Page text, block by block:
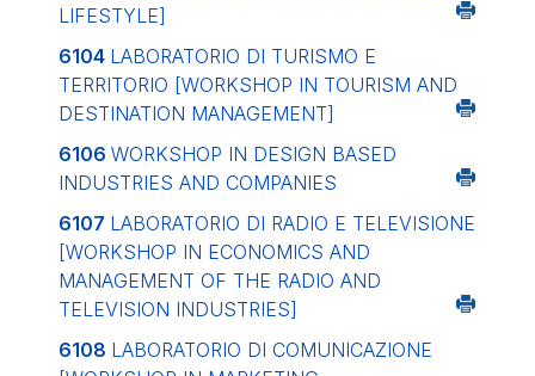
LIFESTYLE]
6104 LABORATORIO DI TURISMO E
TERRITORIO [WORKSHOP IN TOURISM AND
DESTINATION MANAGEMENT]
6106 WORKSHOP IN DESIGN BASED
INDUSTRIES AND COMPANIES
6107 LABORATORIO DI RADIO E TELEVISIONE
[WORKSHOP IN ECONOMICS AND
MANAGEMENT OF THE RADIO AND
TELEVISION INDUSTRIES]
6108 LABORATORIO DI COMUNICAZIONE